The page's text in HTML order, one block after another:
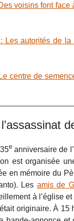
voisins font
Les autorités de
centre de
e anniversaire de
est organisée
en mémoire du
Les amis de
à l’église
originaire. À